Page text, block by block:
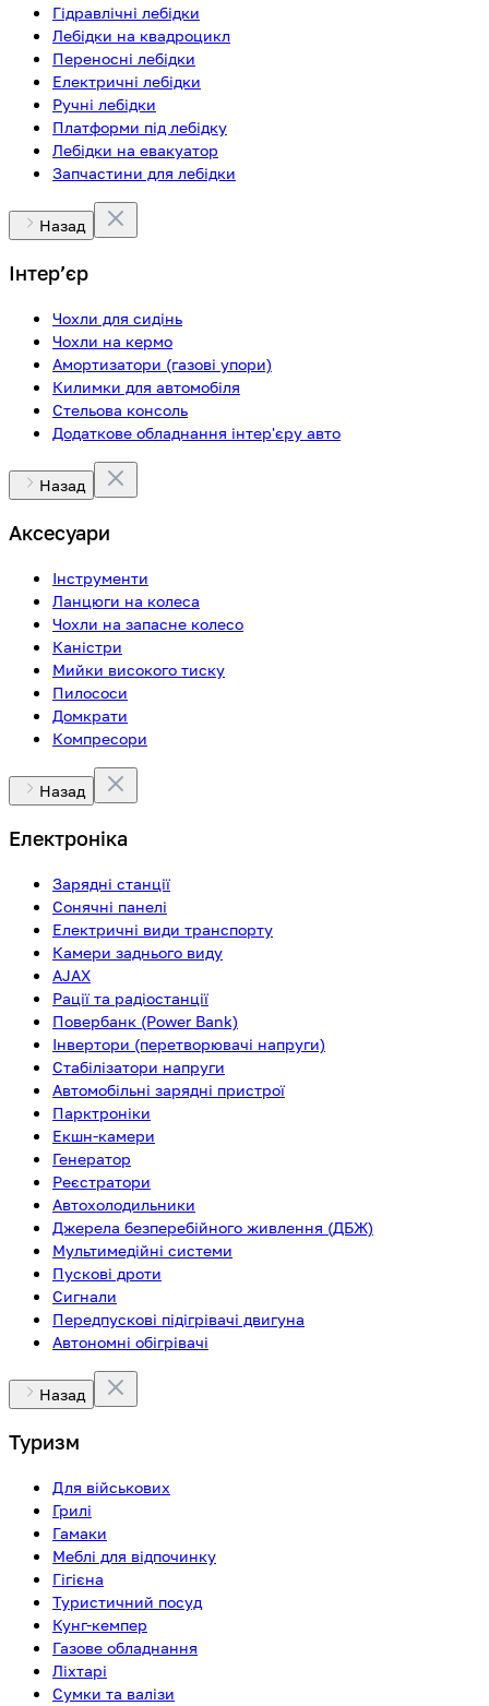
Гідравлічні лебідки
Лебідки на квадроцикл
Переносні лебідки
Електричні лебідки
Ручні лебідки
Платформи під лебідку
Лебідки на евакуатор
Запчастини для лебідки
Назад
Інтерʼєр
Чохли для сидінь
Чохли на кермо
Амортизатори (газові упори)
Килимки для автомобіля
Стельова консоль
Додаткове обладнання інтер'єру авто
Назад
Аксесуари
Інструменти
Ланцюги на колеса
Чохли на запасне колесо
Каністри
Мийки високого тиску
Пилососи
Домкрати
Компресори
Назад
Електроніка
Зарядні станції
Сонячні панелі
Електричні види транспорту
Камери заднього виду
AJAX
Рації та радіостанції
Повербанк (Power Bank)
Інвертори (перетворювачі напруги)
Стабілізатори напруги
Автомобільні зарядні пристрої
Парктроніки
Екшн-камери
Генератор
Реєстратори
Автохолодильники
Джерела безперебійного живлення (ДБЖ)
Мультимедійні системи
Пускові дроти
Сигнали
Передпускові підігрівачі двигуна
Автономні обігрівачі
Назад
Туризм
Для військових
Грилі
Гамаки
Меблі для відпочинку
Гігієна
Туристичний посуд
Кунг-кемпер
Газове обладнання
Ліхтарі
Сумки та валізи